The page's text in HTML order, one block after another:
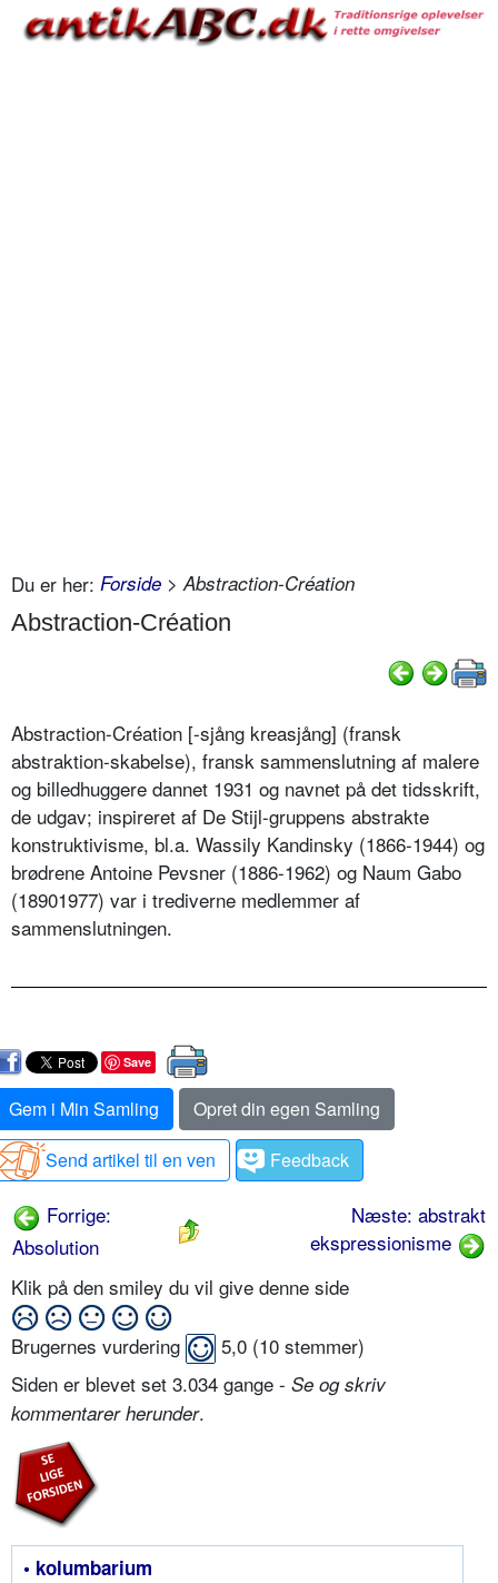
Du er her: Forside > Abstraction-Création
Abstraction-Création
Abstraction-Création [-sjång kreasjång] (fransk
abstraktion-skabelse), fransk sammenslutning af malere
og billedhuggere dannet 1931 og navnet på det tidsskrift,
de udgav; inspireret af De Stijl-gruppens abstrakte
konstruktivisme, bl.a. Wassily Kandinsky (1866-1944) og
brødrene Antoine Pevsner (1886-1962) og Naum Gabo
(18901977) var i trediverne medlemmer af
sammenslutningen.
Save
Gem i Min Samling
Opret din egen Samling
Send artikel til en ven
Feedback
Forrige:
Absolution
Næste: abstrakt
ekspressionisme
Klik på den smiley du vil give denne side
Brugernes vurdering 5,0 (10 stemmer)
Siden er blevet set 3.034 gange - Se og skriv
kommentarer herunder.
• kolumbarium